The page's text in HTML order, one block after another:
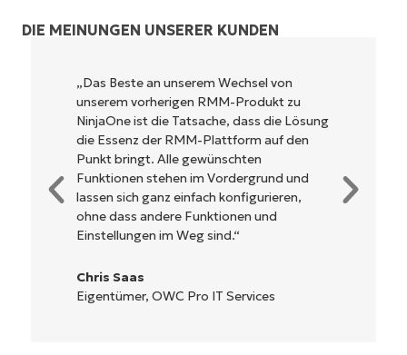
DIE MEINUNGEN UNSERER KUNDEN
NinjaOne ist unglaublich leicht zu bedienen
und kombiniert ein schnelles Interface mit
leistungsstarken Funktionen im Backend.
Es muss nicht erst kompliziert eingerichtet
werden und verzichtet auf eine komplexe
Steuerung. Alle Optionen und Tools sind
klar beschrieben, einfach zu verstehen und
die Benutzeroberfläche ist leicht zu
bedienen.
Ryan Reiffenberger
Reiffenberger.NET Technology Solutions